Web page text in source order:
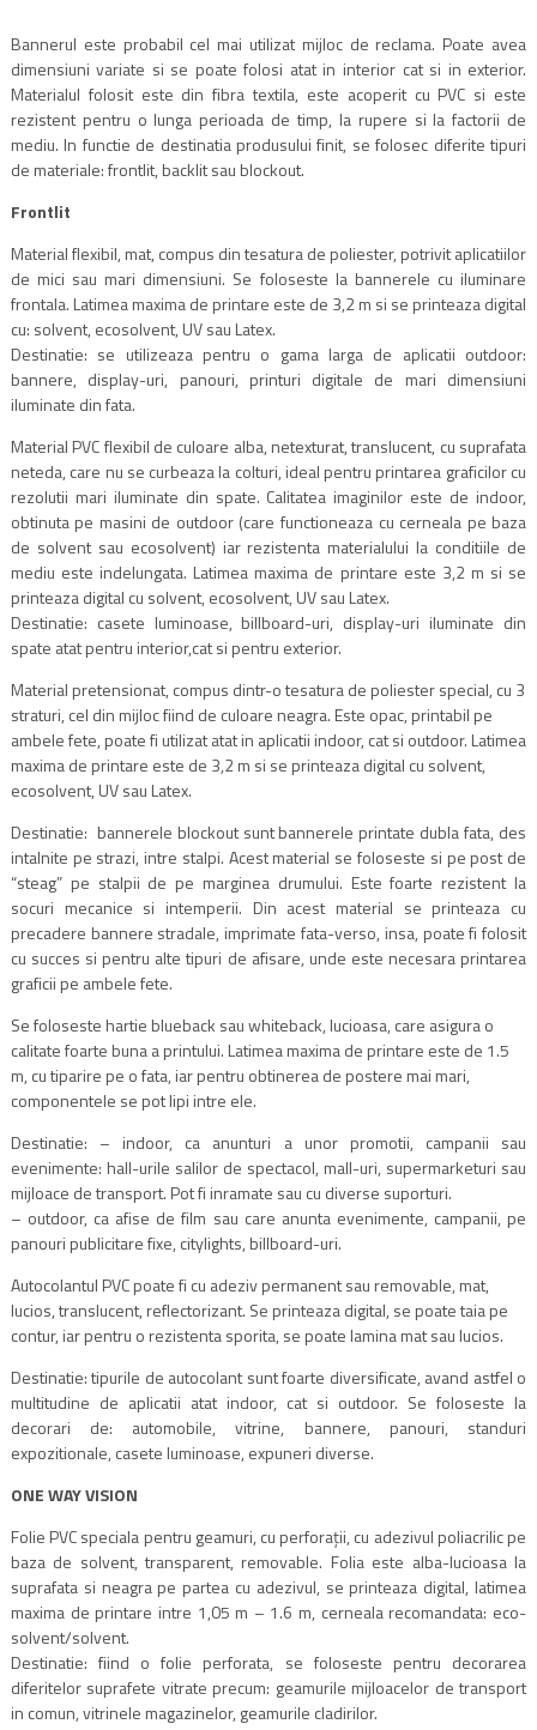
Bannerul este probabil cel mai utilizat mijloc de reclama. Poate avea
dimensiuni variate si se poate folosi atat in interior cat si in exterior.
Materialul folosit este din fibra textila, este acoperit cu PVC si este
rezistent pentru o lunga perioada de timp, la rupere si la factorii de
mediu. In functie de destinatia produsului finit, se folosec diferite tipuri
de materiale: frontlit, backlit sau blockout.
Frontlit
Material flexibil, mat, compus din tesatura de poliester, potrivit aplicatiilor
de mici sau mari dimensiuni. Se foloseste la bannerele cu iluminare
frontala. Latimea maxima de printare este de 3,2 m si se printeaza digital
cu: solvent, ecosolvent, UV sau Latex.
Destinatie: se utilizeaza pentru o gama larga de aplicatii outdoor:
bannere, display-uri, panouri, printuri digitale de mari dimensiuni
iluminate din fata.
Material PVC flexibil de culoare alba, netexturat, translucent, cu suprafata
neteda, care nu se curbeaza la colturi, ideal pentru printarea graficilor cu
rezolutii mari iluminate din spate. Calitatea imaginilor este de indoor,
obtinuta pe masini de outdoor (care functioneaza cu cerneala pe baza
de solvent sau ecosolvent) iar rezistenta materialului la conditiile de
mediu este indelungata. Latimea maxima de printare este 3,2 m si se
printeaza digital cu solvent, ecosolvent, UV sau Latex.
Destinatie: casete luminoase, billboard-uri, display-uri iluminate din
spate atat pentru interior,cat si pentru exterior.
Material pretensionat, compus dintr-o tesatura de poliester special, cu 3
straturi, cel din mijloc fiind de culoare neagra. Este opac, printabil pe
ambele fete, poate fi utilizat atat in aplicatii indoor, cat si outdoor. Latimea
maxima de printare este de 3,2 m si se printeaza digital cu solvent,
ecosolvent, UV sau Latex.
Destinatie: bannerele blockout sunt bannerele printate dubla fata, des
intalnite pe strazi, intre stalpi. Acest material se foloseste si pe post de
“steag” pe stalpii de pe marginea drumului. Este foarte rezistent la
socuri mecanice si intemperii. Din acest material se printeaza cu
precadere bannere stradale, imprimate fata-verso, insa, poate fi folosit
cu succes si pentru alte tipuri de afisare, unde este necesara printarea
graficii pe ambele fete.
Se foloseste hartie blueback sau whiteback, lucioasa, care asigura o
calitate foarte buna a printului. Latimea maxima de printare este de 1.5
m, cu tiparire pe o fata, iar pentru obtinerea de postere mai mari,
componentele se pot lipi intre ele.
Destinatie: – indoor, ca anunturi a unor promotii, campanii sau
evenimente: hall-urile salilor de spectacol, mall-uri, supermarketuri sau
mijloace de transport. Pot fi inramate sau cu diverse suporturi.
– outdoor, ca afise de film sau care anunta evenimente, campanii, pe
panouri publicitare fixe, citylights, billboard-uri.
Autocolantul PVC poate fi cu adeziv permanent sau removable, mat,
lucios, translucent, reflectorizant. Se printeaza digital, se poate taia pe
contur, iar pentru o rezistenta sporita, se poate lamina mat sau lucios.
Destinatie: tipurile de autocolant sunt foarte diversificate, avand astfel o
multitudine de aplicatii atat indoor, cat si outdoor. Se foloseste la
decorari de: automobile, vitrine, bannere, panouri, standuri
expozitionale, casete luminoase, expuneri diverse.
ONE WAY VISION
Folie PVC speciala pentru geamuri, cu perforații, cu adezivul poliacrilic pe
baza de solvent, transparent, removable. Folia este alba-lucioasa la
suprafata si neagra pe partea cu adezivul, se printeaza digital, latimea
maxima de printare intre 1,05 m – 1.6 m, cerneala recomandata: eco-
solvent/solvent.
Destinatie: fiind o folie perforata, se foloseste pentru decorarea
diferitelor suprafete vitrate precum: geamurile mijloacelor de transport
in comun, vitrinele magazinelor, geamurile cladirilor.